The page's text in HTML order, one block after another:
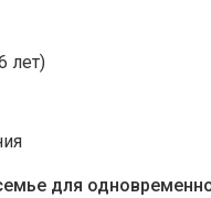
лет)
для